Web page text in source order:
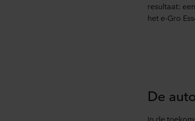
resultaat:
het e-Gro
De
In de